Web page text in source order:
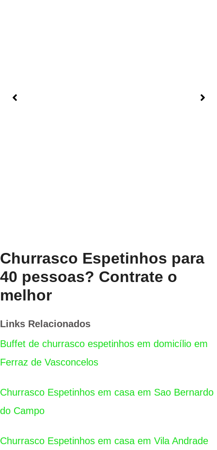
Churrasco Espetinhos para
40 pessoas? Contrate o
melhor
Links Relacionados
Buffet de churrasco espetinhos em domicílio em
Ferraz de Vasconcelos
Churrasco Espetinhos em casa em Sao Bernardo
do Campo
Churrasco Espetinhos em casa em Vila Andrade